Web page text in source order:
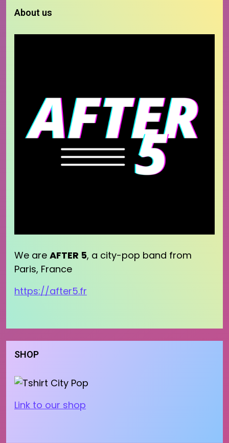
About us
We are AFTER 5, a city-pop band from
Paris, France
https://after5.fr
SHOP
Link to our shop